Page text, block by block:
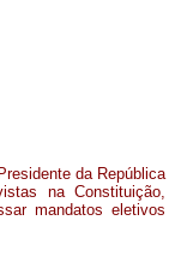
da República
na Constituição,
mandatos eletivos